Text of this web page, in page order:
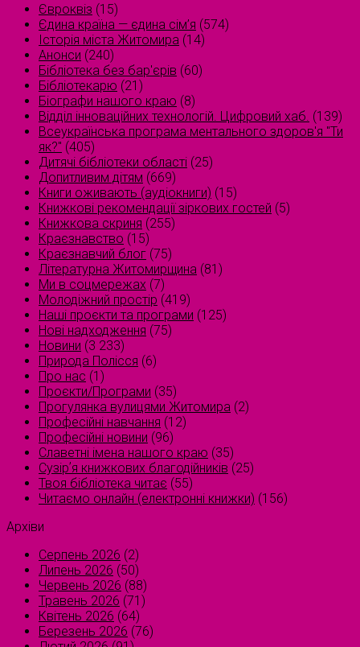
Євроквіз (15)
Єдина країна — єдина сім’я (574)
Історія міста Житомира (14)
Анонси (240)
Бібліотека без бар'єрів (60)
Бібліотекарю (21)
Біографи нашого краю (8)
Відділ інноваційних технологій. Цифровий хаб. (139)
Всеукраїнська програма ментального здоров'я "Ти
як?" (405)
Дитячі бібліотеки області (25)
Допитливим дітям (669)
Книги оживають (аудіокниги) (15)
Книжкові рекомендації зіркових гостей (5)
Книжкова скриня (255)
Краєзнавство (15)
Краєзнавчий блог (75)
Літературна Житомирщина (81)
Ми в соцмережах (7)
Молодіжний простір (419)
Наші проєкти та програми (125)
Нові надходження (75)
Новини (3 233)
Природа Полісся (6)
Про нас (1)
Проєкти/Програми (35)
Прогулянка вулицями Житомира (2)
Професійні навчання (12)
Професійні новини (96)
Славетні імена нашого краю (35)
Сузірʼя книжкових благодійників (25)
Твоя бібліотека читає (55)
Читаємо онлайн (електронні книжки) (156)
Архіви
Серпень 2026 (2)
Липень 2026 (50)
Червень 2026 (88)
Травень 2026 (71)
Квітень 2026 (64)
Березень 2026 (76)